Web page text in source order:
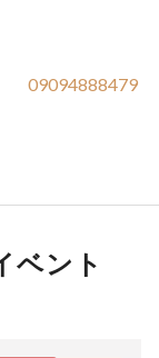
09094888479
ベント